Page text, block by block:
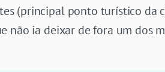
(principal ponto turístico da
não ia deixar de fora um dos